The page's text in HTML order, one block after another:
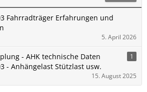
Fahrradträger Erfahrungen und
5. April 2026
- AHK technische Daten
- Anhängelast Stützlast usw.
1
15. August 2025